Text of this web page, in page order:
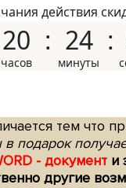
действия
20 24
тем что
подарок
- документ и
другие